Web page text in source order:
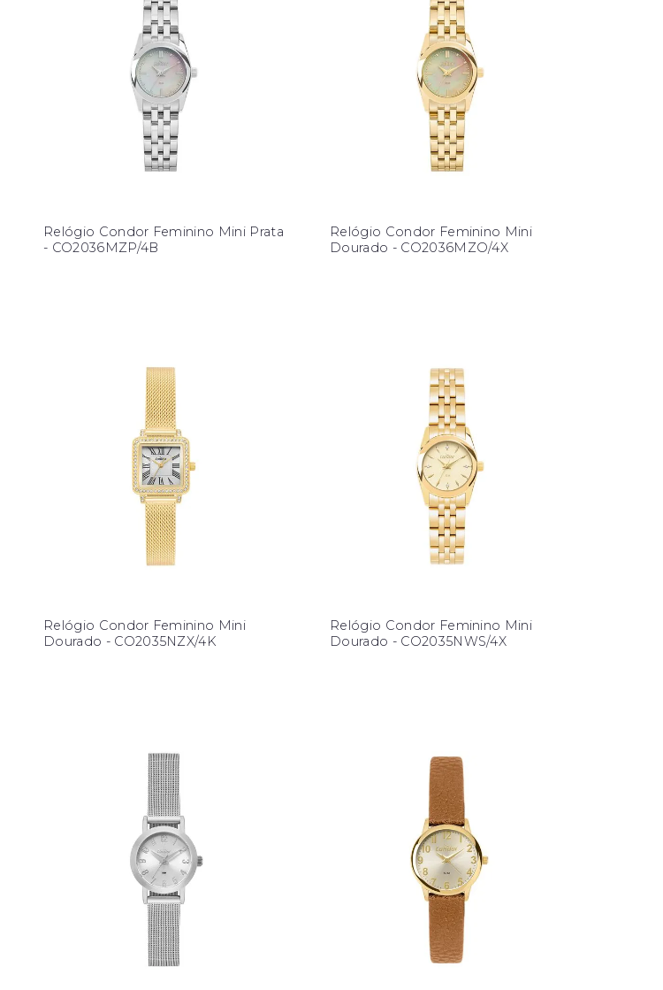
Relógio Condor Feminino Mini Prata
- CO2036MZP/4B
Relógio Condor Feminino Mini
Dourado - CO2036MZO/4X
Relógio Condor Feminino Mini
Dourado - CO2035NZX/4K
Relógio Condor Feminino Mini
Dourado - CO2035NWS/4X